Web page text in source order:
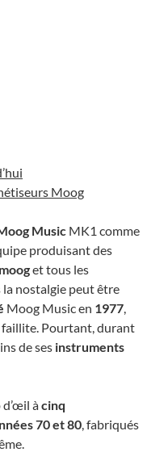
Moog
Music MK1 comme
produisant des
et tous les
la nostalgie peut être
Moog Music en 1977,
faillite. Pourtant, durant
de ses instruments
àcinq
70 et 80, fabriqués